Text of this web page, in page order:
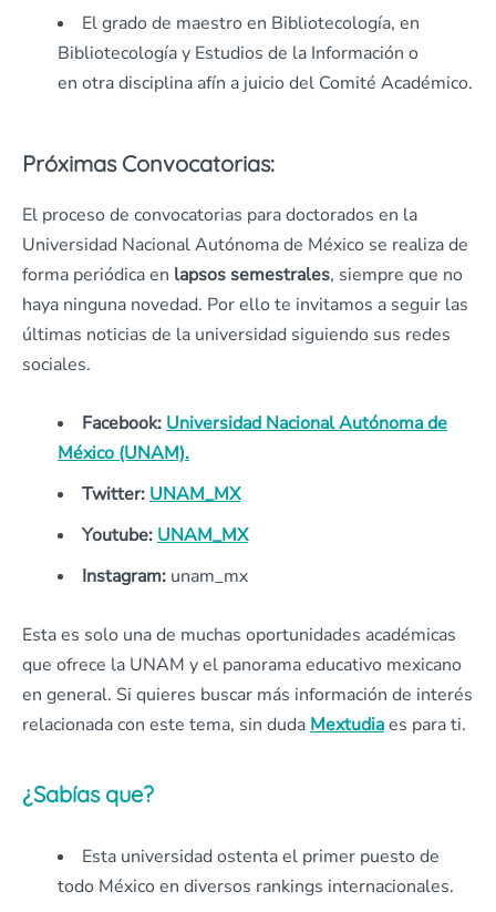
El grado de maestro en Bibliotecología, en
Bibliotecología y Estudios de la Información o
en otra disciplina afín a juicio del Comité Académico.
Próximas Convocatorias:
El proceso de convocatorias para doctorados en la
Universidad Nacional Autónoma de México se realiza de
forma periódica en lapsos semestrales, siempre que no
haya ninguna novedad. Por ello te invitamos a seguir las
últimas noticias de la universidad siguiendo sus redes
sociales.
Facebook: Universidad Nacional Autónoma de
México (UNAM).
Twitter: UNAM_MX
Youtube: UNAM_MX
Instagram: unam_mx
Esta es solo una de muchas oportunidades académicas
que ofrece la UNAM y el panorama educativo mexicano
en general. Si quieres buscar más información de interés
relacionada con este tema, sin duda Mextudiaes para ti.
¿Sabías que?
Esta universidad ostenta el primer puesto de
todo México en diversos rankings internacionales.